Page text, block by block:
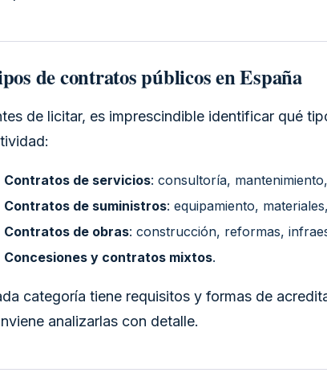
de contratos públicos en España
de licitar, es imprescindible identificar qué
Contratos de servicios: consultoría,
Contratos de suministros: equipamiento,
Contratos de obras: construcción, reformas,
Concesiones y contratos mixtos.
categoría tiene requisitos y formas de
analizarlas con detalle.